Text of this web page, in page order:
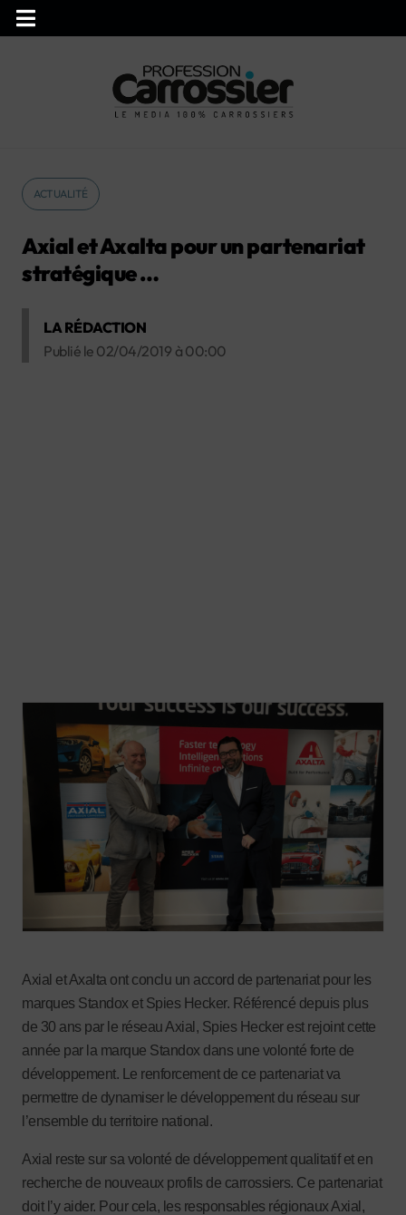
ACTUALITÉ
Axial et Axalta pour un partenariat
stratégique …
LA RÉDACTION
Publié le 02/04/2019 à 00:00
Axial et Axalta ont conclu un accord de partenariat pour les
marques Standox et Spies Hecker. Référencé depuis plus
de 30 ans par le réseau Axial, Spies Hecker est rejoint cette
année par la marque Standox dans une volonté forte de
développement. Le renforcement de ce partenariat va
permettre de dynamiser le développement du réseau sur
l’ensemble du territoire national.
Axial reste sur sa volonté de développement qualitatif et en
recherche de nouveaux profils de carrossiers. Ce partenariat
doit l’y aider. Pour cela, les responsables régionaux Axial,